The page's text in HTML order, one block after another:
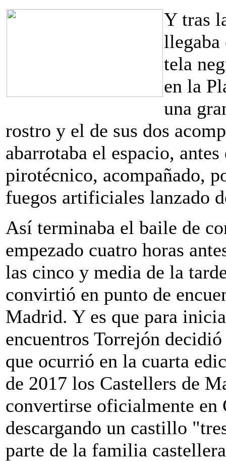
Y tras
llegaba
tela
en la
una
rostro y el de sus dos
abarrotaba el espacio,
pirotécnico, acompañado,
fuegos artificiales lanzado
Así terminaba el baile de
empezado cuatro horas
las cinco y media de la
convirtió en punto de
Madrid. Y es que para
encuentros Torrejón
que ocurrió en la cuarta
de 2017 los Castellers de
convertirse oficialmente en
descargando un castillo
parte de la familia